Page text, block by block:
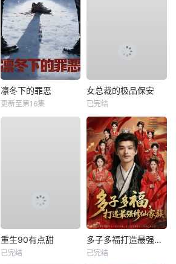
凛冬下的罪恶
更新至第16集
女总裁的极品保安
已完结
重生90有点甜
已完结
多子多福打造最强修仙家族
已完结